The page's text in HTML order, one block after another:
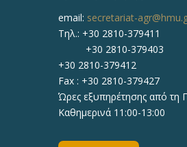
email: secretariat-
Τηλ.: +30 2810-379411
+30 2810-379403
+30 2810-379412
Fax : +30 2810-379427
Ώρες εξυπηρέτησης από τη
Καθημερινά 11:00-13:00